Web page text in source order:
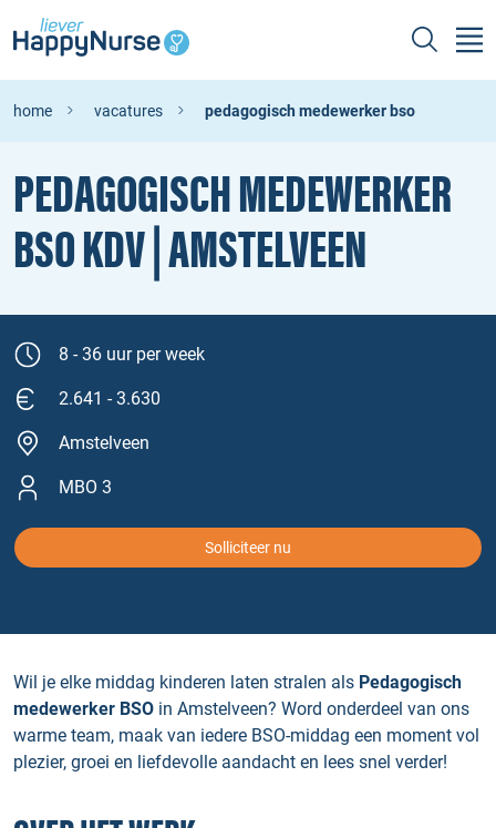
home vacatures pedagogisch medewerker bso
PEDAGOGISCH MEDEWERKER
BSO KDV | AMSTELVEEN
8 - 36 uur per week
2.641 - 3.630
Amstelveen
MBO 3
Solliciteer nu
Wil je elke middag kinderen laten stralen als Pedagogisch
medewerker BSO in Amstelveen? Word onderdeel van ons
warme team, maak van iedere BSO-middag een moment vol
plezier, groei en liefdevolle aandacht en lees snel verder!